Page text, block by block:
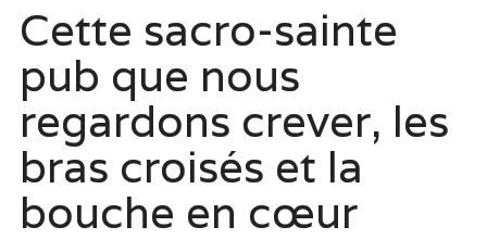
Cette sacro-sainte
pub que nous
regardons crever, les
bras croisés et la
bouche en cœur